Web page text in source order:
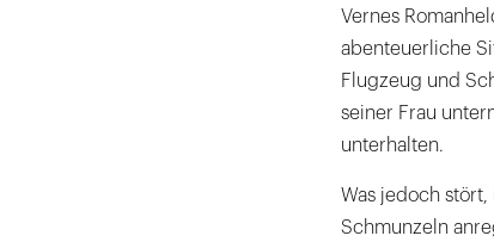
Vernes
abenteuerliche
Flugzeug und
seiner Frau
unterhalten.
Was jedoch
Schmunzeln